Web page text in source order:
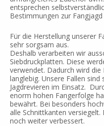
entsprechen
Bestimmungen zur
Für die Herstellung unserer
sehr sorgsam aus.
Deshalb verarbeiten wir
Siebdruckplatten. Diese
verwendet. Dadurch wird
langlebig. Unsere Fallen sind
Jagdrevieren im Einsatz.
enorm hohen Fangerfolge
bewährt. Bei besonders
alle Schnittkanten
noch weiter verbessert.